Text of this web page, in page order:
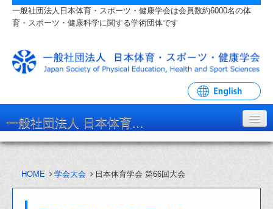
一般社団法人日本体育・スポーツ・健康学会は会員数約6000名の体
育・スポーツ・健康科学に関する学術団体です
一般社団法人 日本体育・スポーツ・健康学会
入会・各種手続
学会大会・研究会
HOME 学会大会 日本体育学会 第66回大会